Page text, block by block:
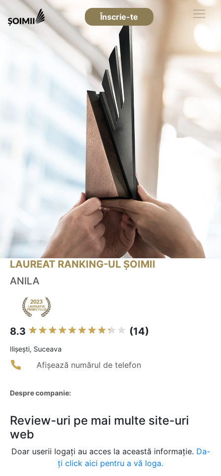
Înscrie-te
LAUREAT RANKING-UL ȘOIMII
ANILA
8.3 (14)
Ilişeşti, Suceava
Afișează numărul de telefon
Despre companie:
Review-uri pe mai multe site-uri
web
Doar userii logați au acces la această informație. Da-
ți click aici pentru a vă loga.